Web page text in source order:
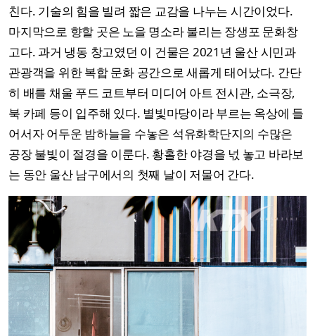
친다. 기술의 힘을 빌려 짧은 교감을 나누는 시간이었다.
마지막으로 향할 곳은 노을 명소라 불리는 장생포 문화창
고다. 과거 냉동 창고였던 이 건물은 2021년 울산 시민과
관광객을 위한 복합 문화 공간으로 새롭게 태어났다. 간단
히 배를 채울 푸드 코트부터 미디어 아트 전시관, 소극장,
북 카페 등이 입주해 있다. 별빛마당이라 부르는 옥상에 들
어서자 어두운 밤하늘을 수놓은 석유화학단지의 수많은
공장 불빛이 절경을 이룬다. 황홀한 야경을 넋 놓고 바라보
는 동안 울산 남구에서의 첫째 날이 저물어 간다.